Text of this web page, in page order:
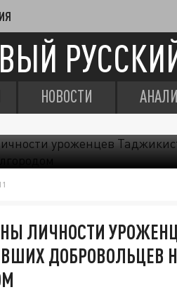
НОВОСТИ
ЛИЧНОСТИ
ДОБРОВОЛЬЦЕВ